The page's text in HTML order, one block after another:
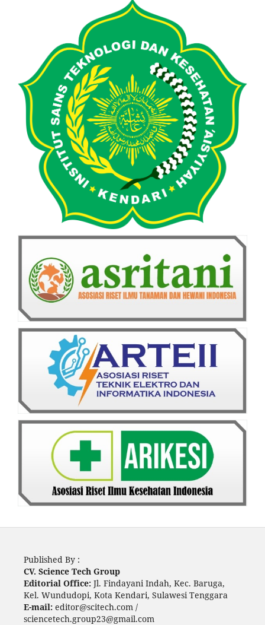
Published By :
CV. Science Tech Group
Editorial Office: Jl. Findayani Indah, Kec. Baruga,
Kel. Wundudopi, Kota Kendari, Sulawesi Tenggara
E-mail: editor@scitech.com /
sciencetech.group23@gmail.com